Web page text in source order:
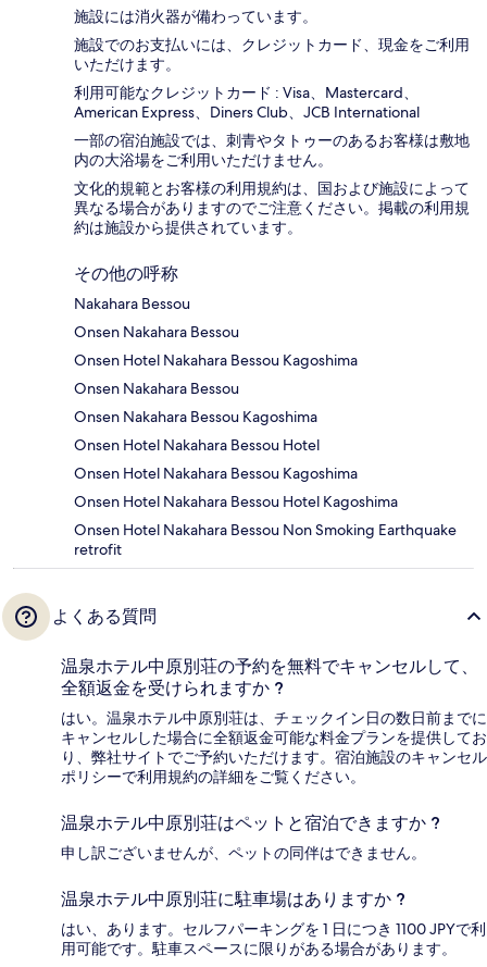
施設には消火器が備わっています。
施設でのお支払いには、クレジットカード、現金をご利用
いただけます。
利用可能なクレジットカード : Visa、Mastercard、
American Express、Diners Club、JCB International
一部の宿泊施設では、刺青やタトゥーのあるお客様は敷地
内の大浴場をご利用いただけません。
文化的規範とお客様の利用規約は、国および施設によって
異なる場合がありますのでご注意ください。掲載の利用規
約は施設から提供されています。
その他の呼称
Nakahara Bessou
Onsen Nakahara Bessou
Onsen Hotel Nakahara Bessou Kagoshima
Onsen Nakahara Bessou
Onsen Nakahara Bessou Kagoshima
Onsen Hotel Nakahara Bessou Hotel
Onsen Hotel Nakahara Bessou Kagoshima
Onsen Hotel Nakahara Bessou Hotel Kagoshima
Onsen Hotel Nakahara Bessou Non Smoking Earthquake
retrofit
よくある質問
温泉ホテル中原別荘の予約を無料でキャンセルして、
全額返金を受けられますか ?
はい。温泉ホテル中原別荘は、チェックイン日の数日前までに
キャンセルした場合に全額返金可能な料金プランを提供してお
り、弊社サイトでご予約いただけます。宿泊施設のキャンセル
ポリシーで利用規約の詳細をご覧ください。
温泉ホテル中原別荘はペットと宿泊できますか ?
申し訳ございませんが、ペットの同伴はできません。
温泉ホテル中原別荘に駐車場はありますか ?
はい、あります。セルフパーキングを 1 日につき 1100 JPYで利
用可能です。駐車スペースに限りがある場合があります。